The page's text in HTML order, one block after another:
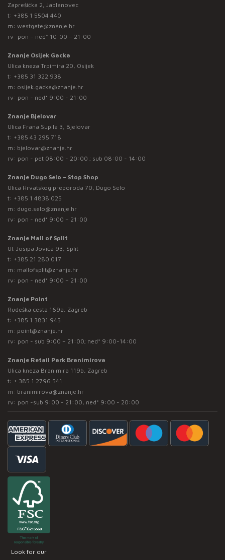
Zaprešićka 2, Jablanovec
t: +385 1 5504 440
m: westgate@znanje.hr
rv: pon – ned* 10:00 – 21:00
Znanje Osijek Gacka
Ulica kneza Trpimira 20, Osijek
t: +385 31 322 938
m: osijek.gacka@znanje.hr
rv: pon - ned* 9:00 - 21:00
Znanje Bjelovar
Ulica Frana Supila 3, Bjelovar
t: +385 43 295 718
m: bjelovar@znanje.hr
rv: pon - pet 08:00 - 20:00 ; sub 08:00 - 14:00
Znanje Dugo Selo – Stop Shop
Ulica Hrvatskog preporoda 70, Dugo Selo
t: +385 1 4838 025
m: dugo.selo@znanje.hr
rv: pon - ned* 9:00 – 21:00
Znanje Mall of Split
Ul. Josipa Jovića 93, Split
t: +385 21 280 017
m: mallofsplit@znanje.hr
rv: pon - ned* 9:00 – 21:00
Znanje Point
Rudeška cesta 169a, Zagreb
t: +385 1 3831 945
m: point@znanje.hr
rv: pon - sub 9:00 – 21:00; ned* 9:00-14:00
Znanje Retail Park Branimirova
Ulica kneza Branimira 119b, Zagreb
t: + 385 1 2796 541
m: branimirova@znanje.hr
rv: pon -sub 9:00 - 21:00, ned* 9:00 - 20:00
Look for our